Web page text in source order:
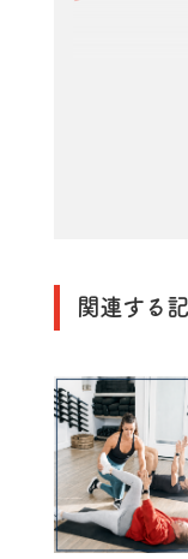
関連する